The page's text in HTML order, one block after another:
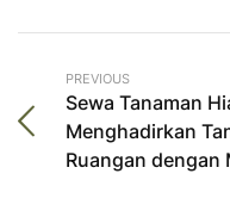
PREVIOUS
Sewa Tanaman
Menghadirkan
Ruangan dengan